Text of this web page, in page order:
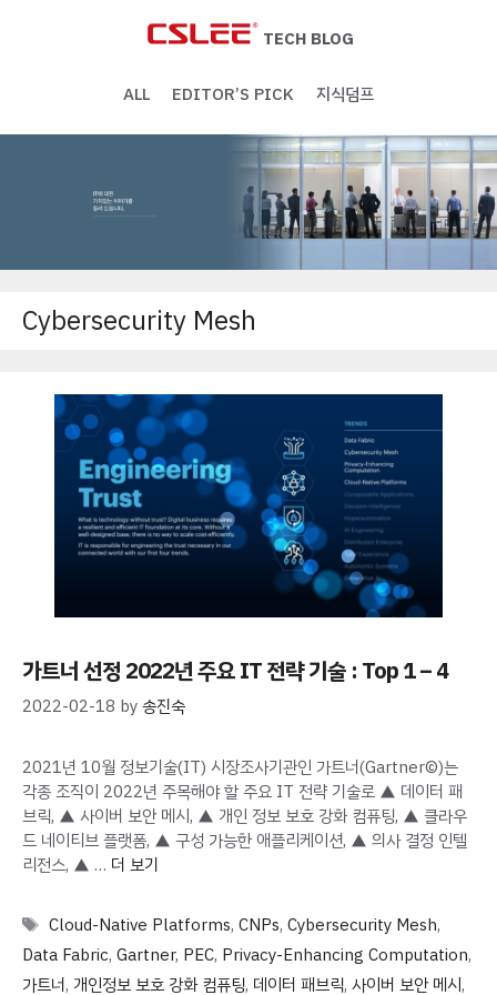
TECH BLOG
ALL EDITOR’S PICK 지식덤프
Cybersecurity Mesh
가트너 선정 2022년 주요 IT 전략 기술 : Top 1 – 4
2022-02-18 by송진숙
2021년 10월 정보기술(IT) 시장조사기관인 가트너(Gartner©)는
각종 조직이 2022년 주목해야 할 주요 IT 전략 기술로 ▲ 데이터 패
브릭, ▲ 사이버 보안 메시, ▲ 개인 정보 보호 강화 컴퓨팅, ▲ 클라우
드 네이티브 플랫폼, ▲ 구성 가능한 애플리케이션, ▲ 의사 결정 인텔
리전스, ▲ … 더 보기
Tags
Cloud-Native Platforms, CNPs, Cybersecurity Mesh,
Data Fabric, Gartner, PEC, Privacy-Enhancing Computation,
가트너, 개인정보 보호 강화 컴퓨팅, 데이터 패브릭, 사이버 보안 메시,